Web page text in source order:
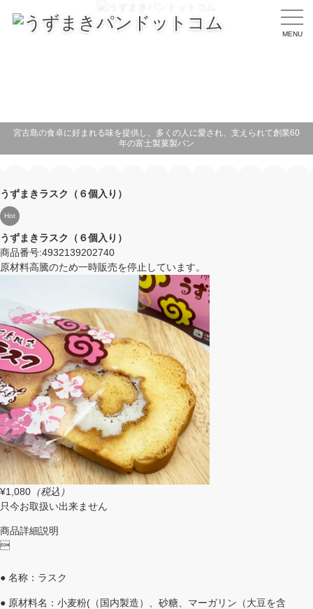
MENU
宮古島の食卓に好まれる味を提供し、多くの人に愛され、支えられて創業60
年の富士製菓製パン
うずまきラスク（６個入り）
Hot
うずまきラスク（６個入り）
商品番号:4932139202740
原材料高騰のため一時販売を停止しています。
¥1,080 （税込）
只今お取扱い出来ません
商品詳細説明

● 名称：ラスク
● 原材料名：小麦粉(（国内製造）、砂糖、マーガリン（大豆を含